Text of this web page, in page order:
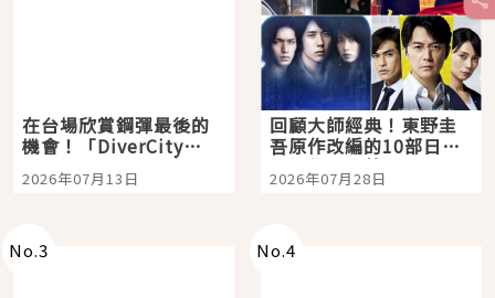
在台場欣賞鋼彈最後的
機會！「DiverCity
Tokyo Plaza」搭船、
購物、美食及夜景，一
2026年07月13日
回顧大師經典！東野圭
吾原作改編的10部日本
影視作品推薦
2026年07月28日
No.3 No.4